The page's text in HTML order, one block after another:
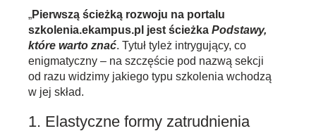
„Pierwszą ścieżką rozwoju na portalu
szkolenia.ekampus.pl jest ścieżka Podstawy,
które warto znać. Tytuł tyleż intrygujący, co
enigmatyczny – na szczęście pod nazwą sekcji
od razu widzimy jakiego typu szkolenia wchodzą
w jej skład.
1. Elastyczne formy zatrudnienia